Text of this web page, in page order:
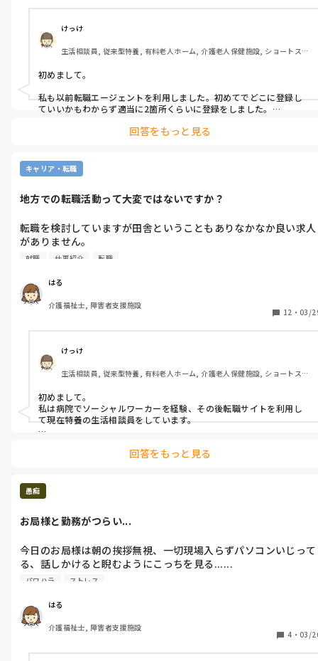
けっけ
生活相談員, 従来型特養, 有料老人ホーム, 介護老人保健施設, ショートステ
初めまして。
私も以前転職エージェントを利用しました。初めてでどこに登録し
ていいかもわからず適当に2箇所くらいに登録をしました。
やり取りをしてくれた為途中からはその丁寧にやり取りしてくれる
ます。ですが、転職先によってはあのエージェント会社はダメと言っ
た話しが出る様です。
よく耳にします。
回答をもっと見る
キャリア・転職
地方での転職活動って大変ではないですか？
転職を検討していますが田舎ということもありなかなか良い求人
がありません。
ていますがパワハラ、虐待が常習的に行われていることや理不尽
なシフト調整等様々な不満があり、転職を検討しています。
が、いつも求人が出続けている施設や、給与や休みが極端に少な
い求人ばかりです。
半年くらい求人を見続けていますが、なかなか良い条件のものが
見つかりません。
高望みしているわけでは無く、ある程度下がることは覚悟の上で
探しているのですが...。
皆さんはどのように転職先を見つけているのでしょうか？
就職 仕事紹介 転職
はる
介護福祉士, 障害者支援施設
12 ・ 03/
けっけ
生活相談員, 従来型特養, 有料老人ホーム, 介護老人保健施設, ショートステ
初めまして。
私は病院でソーシャルワーカーを経験、その後転職サイトを利用し
て現在特養の生活相談員をしています。
様の経験も含めて転職サイトの方が探してくれますよ！
回答をもっと見る
愚痴
お局様と勤務がつらい...
今日のお局様は朝の挨拶無視、一切現場入らずパソコンいじって
る、話しかけると睨むようにこっちを見る......
でも他の人がいるとニコニコしている。
付いてくれない。
午後から2人きりだから本当に嫌だ〜。
パワハラ ストレス
はる
介護福祉士, 障害者支援施設
4 ・ 03/